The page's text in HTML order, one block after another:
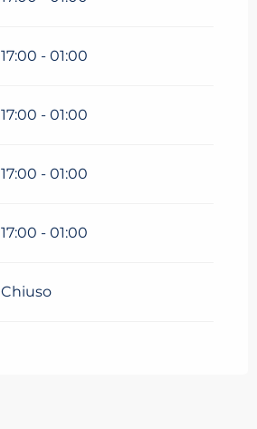
17:00 - 01:00
17:00 - 01:00
17:00 - 01:00
17:00 - 01:00
Chiuso